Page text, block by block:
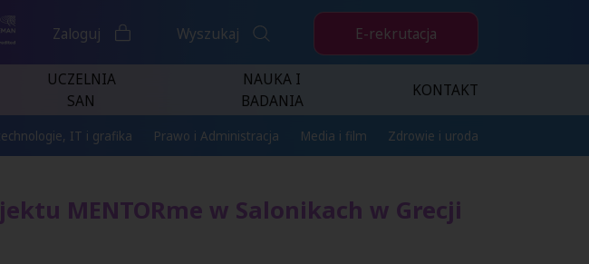
Zaloguj Wyszukaj E-rekrutacja
UCZELNIA
SAN
NAUKA I
BADANIA
KONTAKT
IT i grafika Prawo i Administracja Media i film Zdrowie i uroda
MENTORme w Salonikach w Grecji